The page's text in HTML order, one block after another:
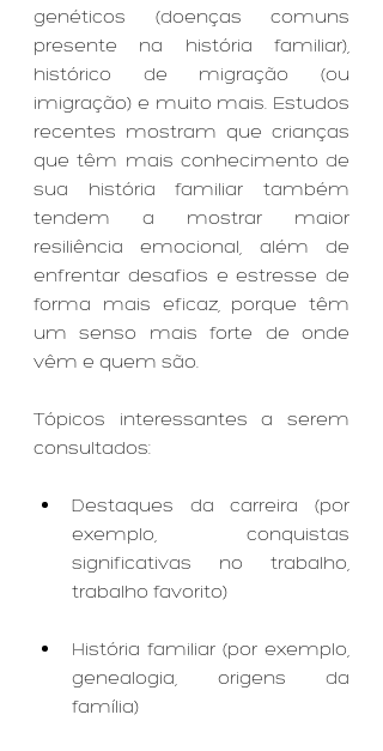
genéticos (doenças comuns
presente na história familiar),
histórico de migração (ou
imigração) e muito mais. Estudos
recentes mostram que crianças
que têm mais conhecimento de
sua história familiar também
tendem a mostrar maior
resiliência emocional, além de
enfrentar desafios e estresse de
forma mais eficaz, porque têm
um senso mais forte de onde
vêm e quem são.
Tópicos interessantes a serem
consultados:
Destaques da carreira (por
exemplo, conquistas
significativas no trabalho,
trabalho favorito)
História familiar (por exemplo,
genealogia, origens da
família)